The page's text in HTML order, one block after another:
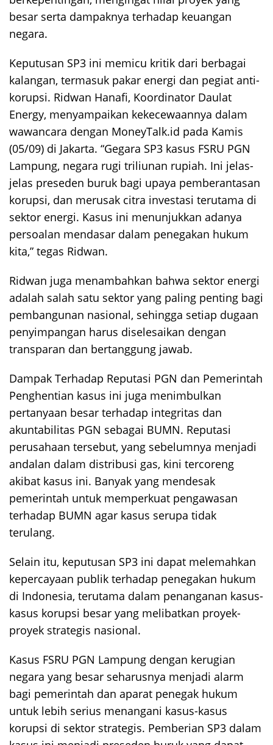
besar serta dampaknya terhadap keuangan
negara.
Keputusan SP3 ini memicu kritik dari berbagai
kalangan, termasuk pakar energi dan pegiat anti-
korupsi. Ridwan Hanafi, Koordinator Daulat
Energy, menyampaikan kekecewaannya dalam
wawancara dengan MoneyTalk.id pada Kamis
(05/09) di Jakarta. “Gegara SP3 kasus FSRU PGN
Lampung, negara rugi triliunan rupiah. Ini jelas-
jelas preseden buruk bagi upaya pemberantasan
korupsi, dan merusak citra investasi terutama di
sektor energi. Kasus ini menunjukkan adanya
persoalan mendasar dalam penegakan hukum
kita,” tegas Ridwan.
Ridwan juga menambahkan bahwa sektor energi
adalah salah satu sektor yang paling penting bagi
pembangunan nasional, sehingga setiap dugaan
penyimpangan harus diselesaikan dengan
transparan dan bertanggung jawab.
Dampak Terhadap Reputasi PGN dan Pemerintah
Penghentian kasus ini juga menimbulkan
pertanyaan besar terhadap integritas dan
akuntabilitas PGN sebagai BUMN. Reputasi
perusahaan tersebut, yang sebelumnya menjadi
andalan dalam distribusi gas, kini tercoreng
akibat kasus ini. Banyak yang mendesak
pemerintah untuk memperkuat pengawasan
terhadap BUMN agar kasus serupa tidak
terulang.
Selain itu, keputusan SP3 ini dapat melemahkan
kepercayaan publik terhadap penegakan hukum
di Indonesia, terutama dalam penanganan kasus-
kasus korupsi besar yang melibatkan proyek-
proyek strategis nasional.
Kasus FSRU PGN Lampung dengan kerugian
negara yang besar seharusnya menjadi alarm
bagi pemerintah dan aparat penegak hukum
untuk lebih serius menangani kasus-kasus
korupsi di sektor strategis. Pemberian SP3 dalam